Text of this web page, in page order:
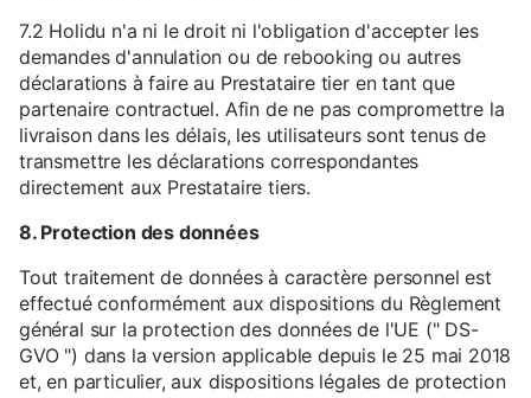
7.2 Holidu n'a ni le droit ni l'obligation d'accepter les
demandes d'annulation ou de rebooking ou autres
déclarations à faire au Prestataire tier en tant que
partenaire contractuel. Afin de ne pas compromettre la
livraison dans les délais, les utilisateurs sont tenus de
transmettre les déclarations correspondantes
directement aux Prestataire tiers.
8. Protection des données
Tout traitement de données à caractère personnel est
effectué conformément aux dispositions du Règlement
général sur la protection des données de l'UE (" DS-
GVO ") dans la version applicable depuis le 25 mai 2018
et, en particulier, aux dispositions légales de protection